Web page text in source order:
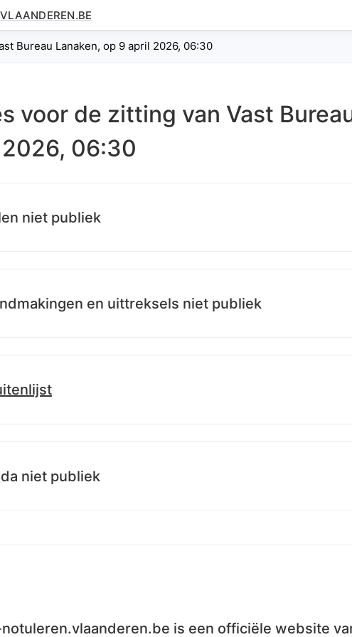
Bureau Lanaken, op 9 april 2026, 06:30
voor de zitting van Vast
06:30
niet publiek
en uittreksels niet publiek
id/lblod/besluitenlijsten/dcb22000-3a28-11f1-b0c8-d76fc55f6c58
niet publiek
is een officiële website